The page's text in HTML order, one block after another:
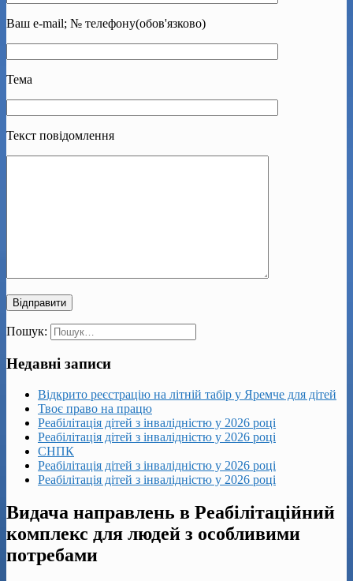
Ваш e-mail; № телефону(обов'язково)
Тема
Текст повідомлення
Пошук:
Недавні записи
Відкрито реєстрацію на літній табір у Яремче для дітей
Твоє право на працю
Реабілітація дітей з інвалідністю у 2026 році
Реабілітація дітей з інвалідністю у 2026 році
СНПК
Реабілітація дітей з інвалідністю у 2026 році
Реабілітація дітей з інвалідністю у 2026 році
Видача направлень в Реабілітаційний
комплекс для людей з особливими
потребами